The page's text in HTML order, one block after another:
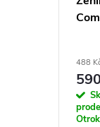
488